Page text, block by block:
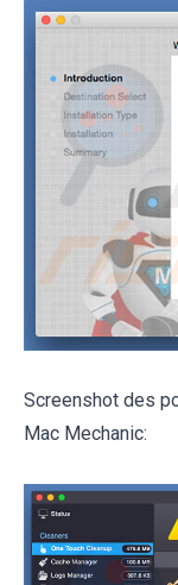
Screenshot des
Mac Mechanic: